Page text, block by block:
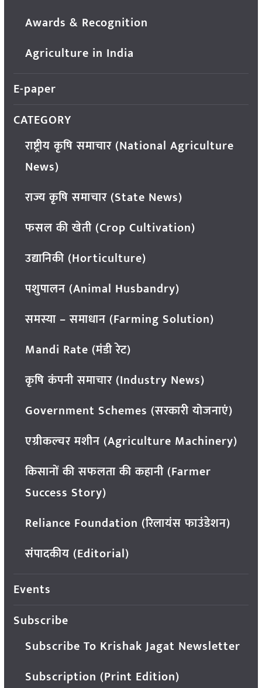
Awards & Recognition
Agriculture in India
E-paper
CATEGORY
राष्ट्रीय कृषि समाचार (National Agriculture
News)
राज्य कृषि समाचार (State News)
फसल की खेती (Crop Cultivation)
उद्यानिकी (Horticulture)
पशुपालन (Animal Husbandry)
समस्या – समाधान (Farming Solution)
Mandi Rate (मंडी रेट)
कृषि कंपनी समाचार (Industry News)
Government Schemes (सरकारी योजनाएं)
एग्रीकल्चर मशीन (Agriculture Machinery)
किसानों की सफलता की कहानी (Farmer
Success Story)
Reliance Foundation (रिलायंस फाउंडेशन)
संपादकीय (Editorial)
Events
Subscribe
Subscribe To Krishak Jagat Newsletter
Subscription (Print Edition)